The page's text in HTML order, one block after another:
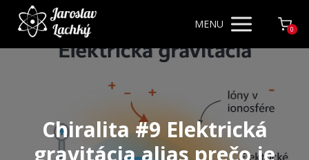
MENU 0
Chiralita #9 Elektrická